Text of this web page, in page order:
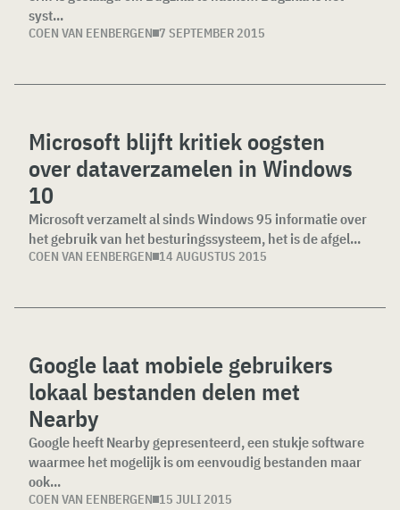
syst...
COEN VAN EENBERGEN 7 SEPTEMBER 2015
Microsoft blijft kritiek oogsten
over dataverzamelen in Windows
10
Microsoft verzamelt al sinds Windows 95 informatie over
het gebruik van het besturingssysteem, het is de afgel...
COEN VAN EENBERGEN 14 AUGUSTUS 2015
Google laat mobiele gebruikers
lokaal bestanden delen met
Nearby
Google heeft Nearby gepresenteerd, een stukje software
waarmee het mogelijk is om eenvoudig bestanden maar
ook...
COEN VAN EENBERGEN 15 JULI 2015